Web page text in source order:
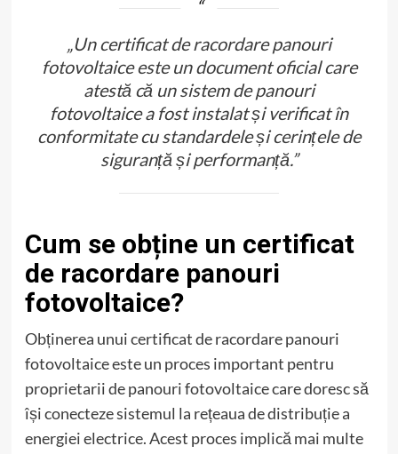
„Un certificat de racordare panouri
fotovoltaice este un document oficial care
atestă că un sistem de panouri
fotovoltaice a fost instalat și verificat în
conformitate cu standardele și cerințele de
siguranță și performanță.”
Cum se obține un certificat
de racordare panouri
fotovoltaice?
Obținerea unui certificat de racordare panouri
fotovoltaice este un proces important pentru
proprietarii de panouri fotovoltaice care doresc să
își conecteze sistemul la rețeaua de distribuție a
energiei electrice. Acest proces implică mai multe